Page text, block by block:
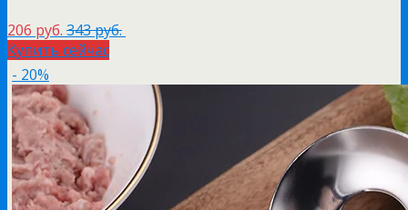
206 руб. 343 руб.
Купить сейчас
- 20%